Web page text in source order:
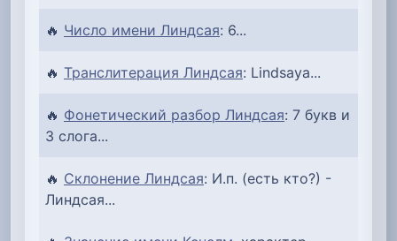
🔥 Число имени Линдсая: 6...
🔥 Транслитерация Линдсая: Lindsaya...
🔥 Фонетический разбор Линдсая: 7 букв и
3 слога...
🔥 Склонение Линдсая: И.п. (есть кто?) -
Линдсая...